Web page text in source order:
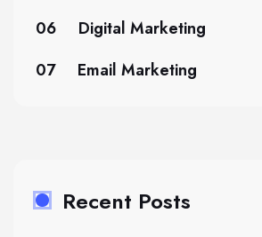
06
Digital Marketing
07
Email Marketing
Recent Posts